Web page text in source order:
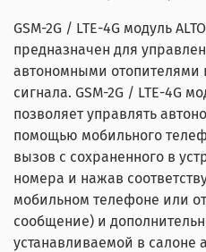
GSM-2G / LTE-4G модуль
предназначен для
автономными отопителями
сигнала. GSM-2G / LTE-4G
позволяет управлять
помощью мобильного
вызов с сохраненного в
номера и нажав
мобильном телефоне или
сообщение) и
устанавливаемой в салоне